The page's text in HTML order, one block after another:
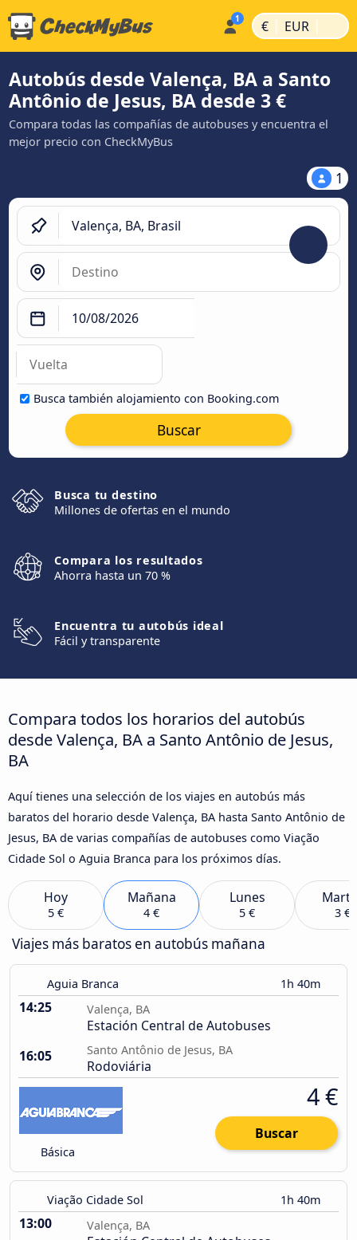
€ | EUR |
Autobús desde Valença, BA a Santo
Antônio de Jesus, BA desde 3 €
Compara todas las compañías de autobuses y encuentra el
mejor precio con CheckMyBus
1
Busca también alojamiento con Booking.com
Buscar
Busca tu destino
Millones de ofertas en el mundo
Compara los resultados
Ahorra hasta un 70 %
Encuentra tu autobús ideal
Fácil y transparente
Compara todos los horarios del autobús
desde Valença, BA a Santo Antônio de Jesus,
BA
Aquí tienes una selección de los viajes en autobús más
baratos del horario desde Valença, BA hasta Santo Antônio de
Jesus, BA de varias compañías de autobuses como Viação
Cidade Sol o Aguia Branca para los próximos días.
Hoy
5 €
Mañana
4 €
Lunes
5 € 3 €
Viajes más baratos en autobús mañana
Aguia Branca 1h 40m
14:25 Valença, BA
Estación Central de Autobuses
16:05
Santo Antônio de Jesus, BA
Rodoviária
Básica
4 €
Buscar
Viação Cidade Sol 1h 40m
13:00 Valença, BA